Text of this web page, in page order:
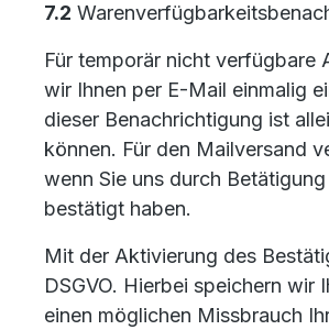
7.2
Für temporär nicht verfügbare
wir Ihnen per E-Mail einmalig
dieser Benachrichtigung ist
können. Für den Mailversand
wenn Sie uns durch
bestätigt haben.
Mit der Aktivierung des
DSGVO. Hierbei speichern
einen möglichen Missbrauch